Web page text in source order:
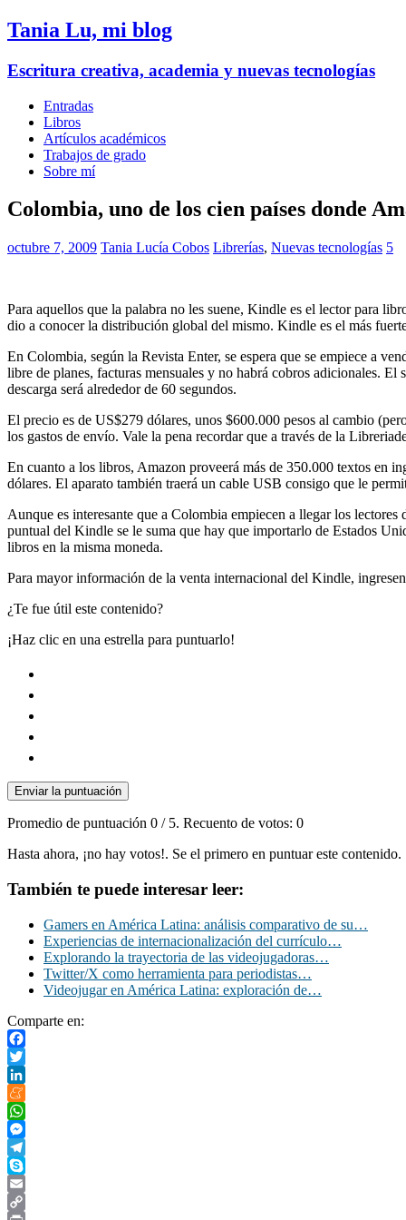
Tania Lu, mi blog
Escritura creativa, academia y nuevas tecnologías
Entradas
Libros
Artículos académicos
Trabajos de grado
Sobre mí
Colombia, uno de los cien países donde
octubre 7, 2009 Tania Lucía Cobos Librerías, Nuevas tecnologías 5
Para aquellos que la palabra no les suene, Kindle es el lector para
dio a conocer la distribución global del mismo. Kindle es el más
En Colombia, según la Revista Enter, se espera que se empiece a
libre de planes, facturas mensuales y no habrá cobros adicionales.
descarga será alrededor de 60 segundos.
El precio es de US$279 dólares, unos $600.000 pesos al cambio
los gastos de envío. Vale la pena recordar que a través de la
En cuanto a los libros, Amazon proveerá más de 350.000 textos en
dólares. El aparato también traerá un cable USB consigo que le
Aunque es interesante que a Colombia empiecen a llegar los
puntual del Kindle se le suma que hay que importarlo de Estados
libros en la misma moneda.
Para mayor información de la venta internacional del Kindle,
¿Te fue útil este contenido?
¡Haz clic en una estrella para puntuarlo!
Enviar la puntuación
Promedio de puntuación 0 / 5. Recuento de votos: 0
Hasta ahora, ¡no hay votos!. Se el primero en puntuar este contenido.
También te puede interesar leer:
Gamers en América Latina: análisis comparativo de su…
Experiencias de internacionalización del currículo…
Explorando la trayectoria de las videojugadoras…
Twitter/X como herramienta para periodistas…
Videojugar en América Latina: exploración de…
Comparte en:
Facebook
Twitter
LinkedIn
Meneame
WhatsApp
Messenger
Telegram
Skype
Email